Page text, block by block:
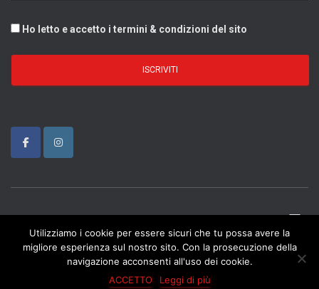
Ho letto e accetto i termini & condizioni del sito
CONTATTI
Hestia| Powered byWordPress
Utilizziamo i cookie per essere sicuri che tu possa avere la
migliore esperienza sul nostro sito. Con la prosecuzione della
navigazione acconsenti all'uso dei cookie.
ACCETTO
Leggi di più